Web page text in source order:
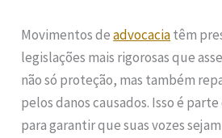
Movimentos deadvocaciatêm
legislações mais rigorosas que
não só proteção, mas também
pelos danos causados. Isso é
para garantir que suas vozes